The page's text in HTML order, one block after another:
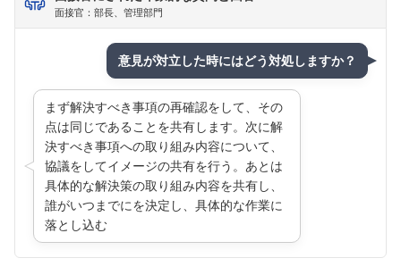
面接官：部長、管理部門
意見が対立した時にはどう対処しますか？
まず解決すべき事項の再確認をして、その
点は同じであることを共有します。次に解
決すべき事項への取り組み内容について、
協議をしてイメージの共有を行う。あとは
具体的な解決策の取り組み内容を共有し、
誰がいつまでにを決定し、具体的な作業に
落とし込む